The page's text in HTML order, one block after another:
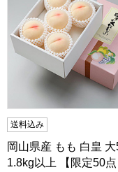
送料込み
岡山県産 もも 白皇
1.8kg以上 【限定50